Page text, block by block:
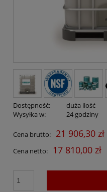
Dostępność:
duża ilość
Wysyłka w:
24 godziny
Cena brutto: 21 906,30 zł
Cena netto: 17 810,00 zł